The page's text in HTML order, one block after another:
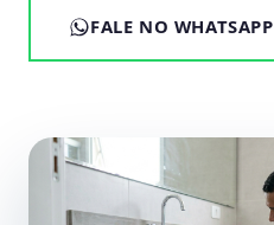
FALE NO WHATSAPP